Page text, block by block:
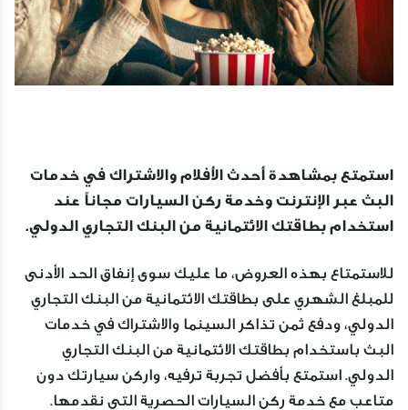
استمتع بمشاهدة أحدث الأفلام والاشتراك في خدمات
البث عبر الإنترنت وخدمة ركن السيارات مجاناً عند
استخدام بطاقتك الائتمانية من البنك التجاري الدولي.
للاستمتاع بهذه العروض، ما عليك سوى إنفاق الحد الأدنى
للمبلغ الشهري على بطاقتك الائتمانية من البنك التجاري
الدولي، ودفع ثمن تذاكر السينما والاشتراك في خدمات
البث باستخدام بطاقتك الائتمانية من البنك التجاري
الدولي. استمتع بأفضل تجربة ترفيه، واركن سيارتك دون
متاعب مع خدمة ركن السيارات الحصرية التي نقدمها.